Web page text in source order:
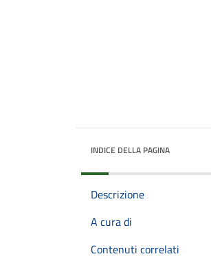
INDICE DELLA PAGINA
Descrizione
A cura di
Contenuti correlati